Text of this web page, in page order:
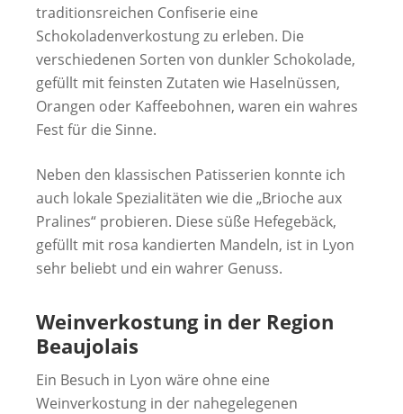
traditionsreichen Confiserie eine
Schokoladenverkostung zu erleben. Die
verschiedenen Sorten von dunkler Schokolade,
gefüllt mit feinsten Zutaten wie Haselnüssen,
Orangen oder Kaffeebohnen, waren ein wahres
Fest für die Sinne.
Neben den klassischen Patisserien konnte ich
auch lokale Spezialitäten wie die „Brioche aux
Pralines“ probieren. Diese süße Hefegebäck,
gefüllt mit rosa kandierten Mandeln, ist in Lyon
sehr beliebt und ein wahrer Genuss.
Weinverkostung in der Region
Beaujolais
Ein Besuch in Lyon wäre ohne eine
Weinverkostung in der nahegelegenen